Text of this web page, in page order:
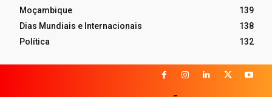
Moçambique
139
Dias Mundiais e Internacionais
138
Política
132